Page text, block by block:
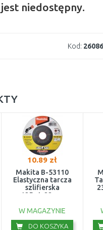
niedostępny.
Kod:
10.89 zł
Makita B-53110
Elastyczna tarcza
szlifierska
125x4x22mm
W MAGAZYNIE
DO KOSZYKA